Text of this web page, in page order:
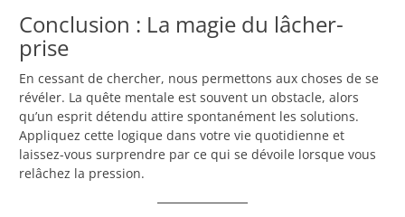
Conclusion : La magie du lâcher-
prise
En cessant de chercher, nous permettons aux choses de se
révéler. La quête mentale est souvent un obstacle, alors
qu’un esprit détendu attire spontanément les solutions.
Appliquez cette logique dans votre vie quotidienne et
laissez-vous surprendre par ce qui se dévoile lorsque vous
relâchez la pression.